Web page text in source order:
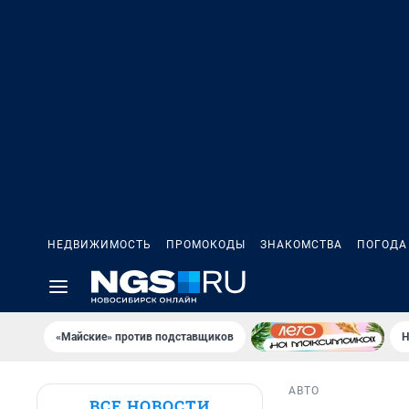
НЕДВИЖИМОСТЬ ПРОМОКОДЫ ЗНАКОМСТВА ПОГОДА
«Майские» против подставщиков
АВТО